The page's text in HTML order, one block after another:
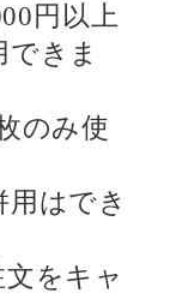
円以上
きま
のみ使
用はでき
をキャ